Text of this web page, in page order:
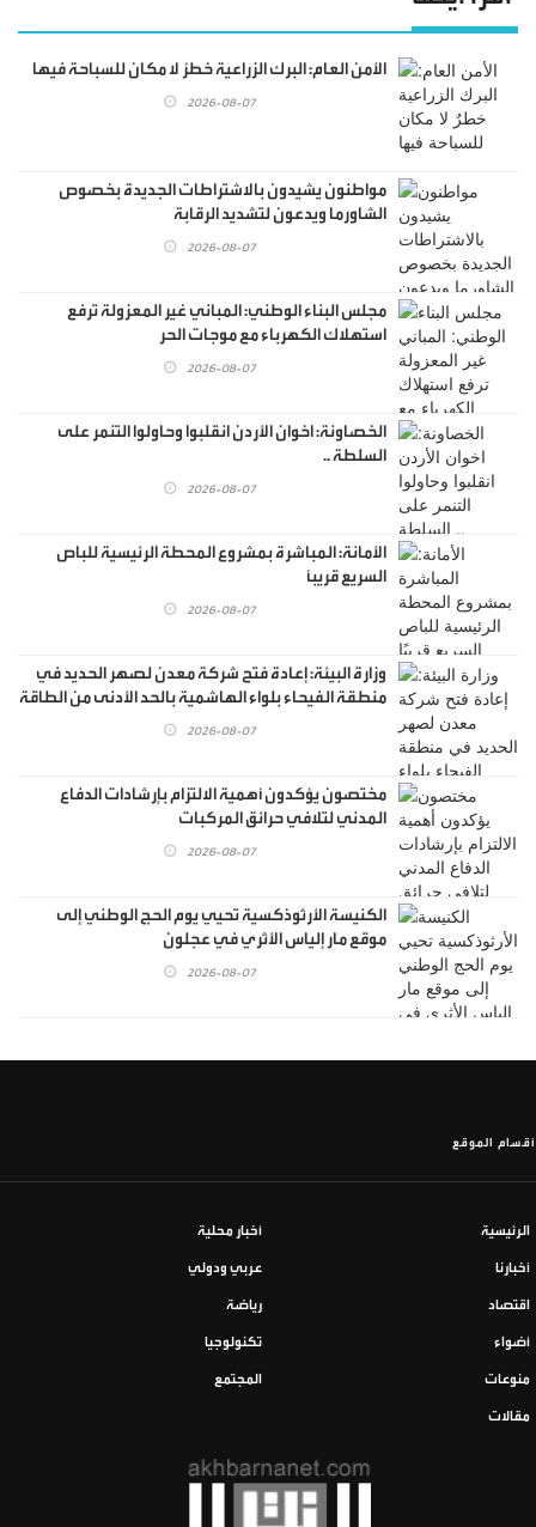
الأمن العام: البرك الزراعية خطرٌ لا مكان للسباحة فيها
2026-08-07
مواطنون يشيدون بالاشتراطات الجديدة بخصوص
الشاورما ويدعون لتشديد الرقابة
2026-08-07
مجلس البناء الوطني: المباني غير المعزولة ترفع
استهلاك الكهرباء مع موجات الحر
2026-08-07
الخصاونة: اخوان الأردن انقلبوا وحاولوا التنمر على
السلطة ..
2026-08-07
الأمانة: المباشرة بمشروع المحطة الرئيسية للباص
السريع قريبًا
2026-08-07
وزارة البيئة: إعادة فتح شركة معدن لصهر الحديد في
منطقة الفيحاء بلواء الهاشمية بالحد الأدنى من الطاقة
2026-08-07
مختصون يؤكدون أهمية الالتزام بإرشادات الدفاع
المدني لتلافي حرائق المركبات
2026-08-07
الكنيسة الأرثوذكسية تحيي يوم الحج الوطني إلى
موقع مار إلياس الأثري في عجلون
2026-08-07
أقسام الموقع
الرئيسية أخبار محلية
أخبارنا عربي ودولي
اقتصاد رياضة
أضواء تكنولوجيا
منوعات المجتمع
مقالات